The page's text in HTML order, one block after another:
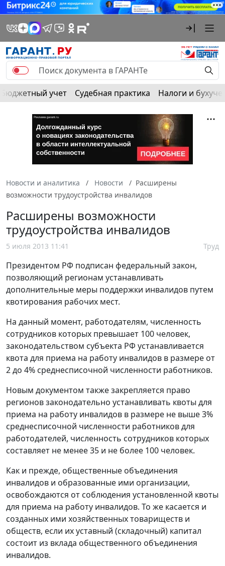
Бюджетный учет Судебная практика Налоги и
Новости и аналитика Новости
Расширены
возможности трудоустройства инвалидов
Расширены возможности
трудоустройства инвалидов
5 июля 2013 11:41 Труд
Президентом РФ подписан федеральный закон,
позволяющий регионам устанавливать
дополнительные меры поддержки инвалидов путем
квотирования рабочих мест.
На данный момент, работодателям, численность
сотрудников которых превышает 100 человек,
законодательством субъекта РФ устанавливается
квота для приема на работу инвалидов в размере от
2 до 4% среднесписочной численности работников.
Новым документом также закрепляется право
регионов законодательно устанавливать квоты для
приема на работу инвалидов в размере не выше 3%
среднесписочной численности работников для
работодателей, численность сотрудников которых
составляет не менее 35 и не более 100 человек.
Как и прежде, общественные объединения
инвалидов и образованные ими организации,
освобождаются от соблюдения установленной квоты
для приема на работу инвалидов. То же касается и
созданных ими хозяйственных товариществ и
обществ, если их уставный (складочный) капитал
состоит из вклада общественного объединения
инвалидов.